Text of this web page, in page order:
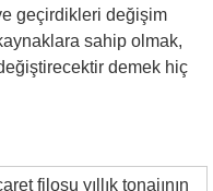
geçirdikleri değişim
sahip olmak,
demek hiç
filosu yıllık tonajının